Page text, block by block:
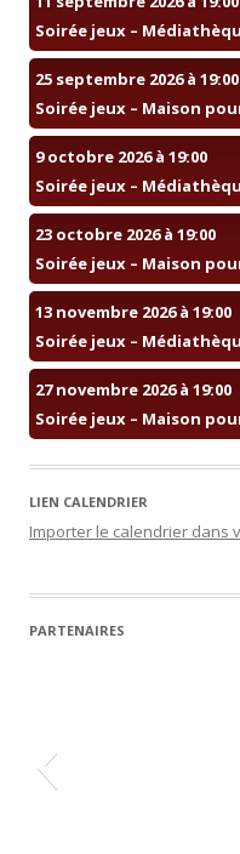
Soirée jeux –
25 septembre 2026 à 19:00
Soirée jeux – Maison
9 octobre 2026 à 19:00
Soirée jeux –
23 octobre 2026 à 19:00
Soirée jeux – Maison
13 novembre 2026 à 19:00
Soirée jeux –
27 novembre 2026 à 19:00
Soirée jeux – Maison
LIEN CALENDRIER
Importer le calendrier dans
PARTENAIRES